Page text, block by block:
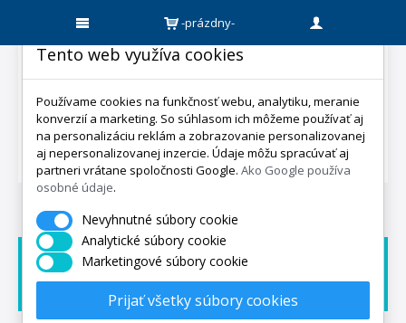
-prázdny-
Doprava zadarmo
Dárek zadarmo
Expedicia do 5 dní
Tento web využíva cookies
Používame cookies na funkčnosť webu, analytiku, meranie
konverzií a marketing. So súhlasom ich môžeme používať aj
na personalizáciu reklám a zobrazovanie personalizovanej
aj nepersonalizovanej inzercie. Údaje môžu spracúvať aj
partneri vrátane spoločnosti Google. Ako Google používa
osobné údaje.
Nevyhnutné súbory cookie
Analytické súbory cookie
Marketingové súbory cookie
Prijať všetky súbory cookies